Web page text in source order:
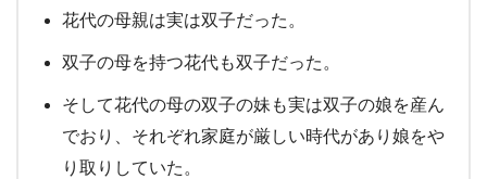
花代の母親は実は双子だった。
双子の母を持つ花代も双子だった。
そして花代の母の双子の妹も実は双子の娘を産ん
でおり、それぞれ家庭が厳しい時代があり娘をや
り取りしていた。